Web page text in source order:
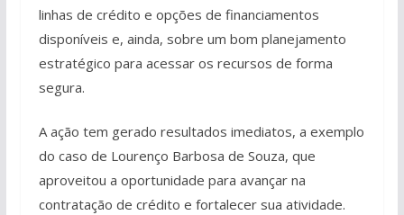
linhas de crédito e opções de financiamentos
disponíveis e, ainda, sobre um bom planejamento
estratégico para acessar os recursos de forma
segura.
A ação tem gerado resultados imediatos, a exemplo
do caso de Lourenço Barbosa de Souza, que
aproveitou a oportunidade para avançar na
contratação de crédito e fortalecer sua atividade.